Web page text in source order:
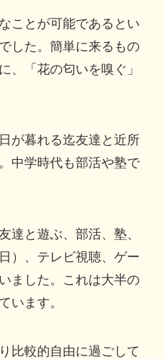
ことが可能であるとい
した。簡単に来るもの
、「花の匂いを嗅ぐ」
が暮れる迄友達と近所
中学時代も部活や塾で
達と遊ぶ、部活、塾、
）、テレビ視聴、ゲー
ました。これは大半の
います。
比較的自由に過ごして